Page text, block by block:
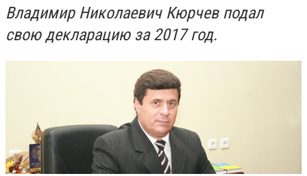
Владимир Николаевич Кюрчев подал
свою декларацию за 2017 год.